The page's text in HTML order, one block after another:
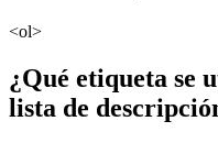
<ol>
¿Qué etiqueta se
lista de